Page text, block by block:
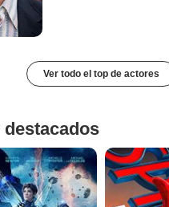
Ver todo el top de actores